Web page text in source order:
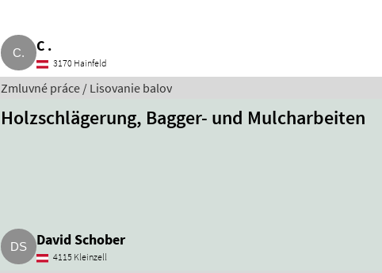
C .
3170 Hainfeld
Zmluvné práce / Lisovanie balov
Holzschlägerung, Bagger- und Mulcharbeiten
David Schober
4115 Kleinzell